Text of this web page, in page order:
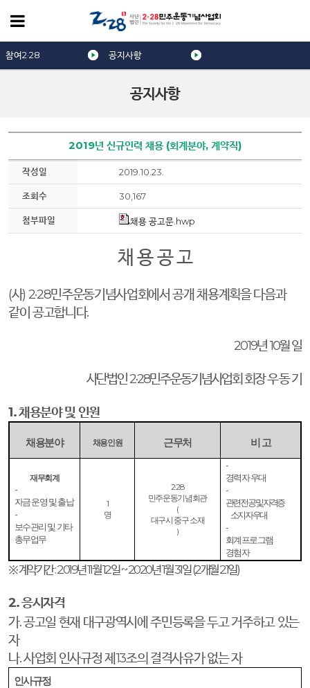
공지사항
참여2·28 공지사항
2019년 신규인력 채용 (회계분야, 계약직)
작성일 2019.10.23.
조회수 30,167
첨부파일 채용 공고문.hwp
채 용 공 고
(사) 2·28민주운동기념사업회에서 공개 채용계획을 다음과
같이 공고합니다.
2019년10월 일
사단법인2·28민주운동기념사업회 회장 우 동 기
1.채용분야 및 인원
채용분야 채용인원 근무처 비 고
재무회계
-
자금 운영 및 출납
-
보수관리 및 기타
총무업무
1
명
2·28
민주운동기념회관
(
대구시 중구 소재
)
-
경력자 우대
-
관련 전공 및 자격증
소지자 우대
-
회계프로그램
경험자
※계약기간: 2019년11월12일~ 2020년1월31일(2개월21일)
2.응시자격
가.공고일 현재 대구광역시에 주민등록을 두고 거주하고 있는
자
나.사업회 인사규정 제13조의 결격사유가 없는 자
인사규정